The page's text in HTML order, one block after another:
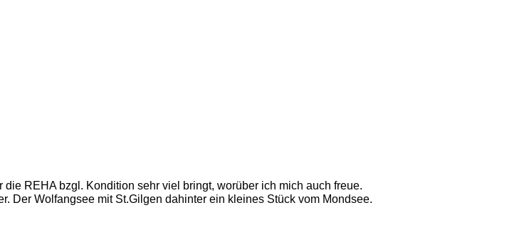
REHA bzgl. Kondition sehr viel bringt, worüber ich mich auch freue.
Der Wolfangsee mit St.Gilgen dahinter ein kleines Stück vom Mondsee.